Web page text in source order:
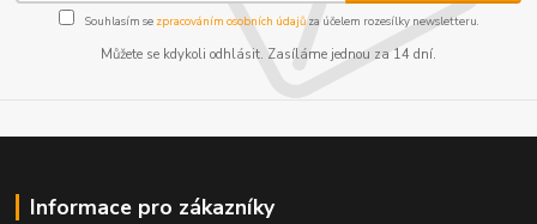
Souhlasím se zpracováním osobních údajůza účelem rozesílky newsletteru.
Můžete se kdykoli odhlásit. Zasíláme jednou za 14 dní.
Informace pro zákazníky